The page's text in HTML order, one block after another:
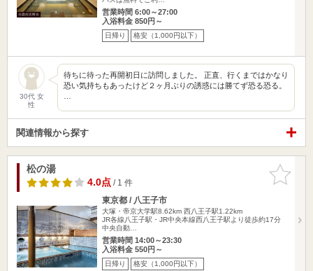
営業時間 6:00～27:00
入浴料金 850円～
日帰り 格安（1,000円以下）
30代 女
性
待ちに待った再開初日に訪問しました。 正直、行くまではかなり
恐い気持ちもあったけど２ヶ月ぶりの誘惑には勝てず恐る恐る。
関連情報から探す
お気に入
りに追加
松の湯
4.0点/ 1 件
東京都 / 八王子市
大塚・帝京大学駅8.62km 西八王子駅1.22km
JR各線八王子駅・JR中央本線西八王子駅より徒歩約17分
中央自動…
営業時間 14:00～23:30
入浴料金 550円～
日帰り 格安（1,000円以下）